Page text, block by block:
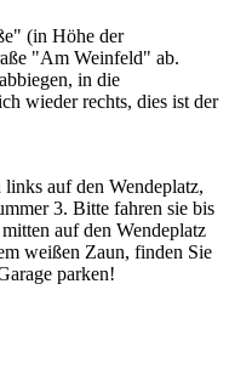
(in Höhe der
"Am Weinfeld" ab.
in die
wieder rechts, dies ist der
auf den Wendeplatz,
3. Bitte fahren sie bis
auf den Wendeplatz
weißen Zaun, finden Sie
parken!